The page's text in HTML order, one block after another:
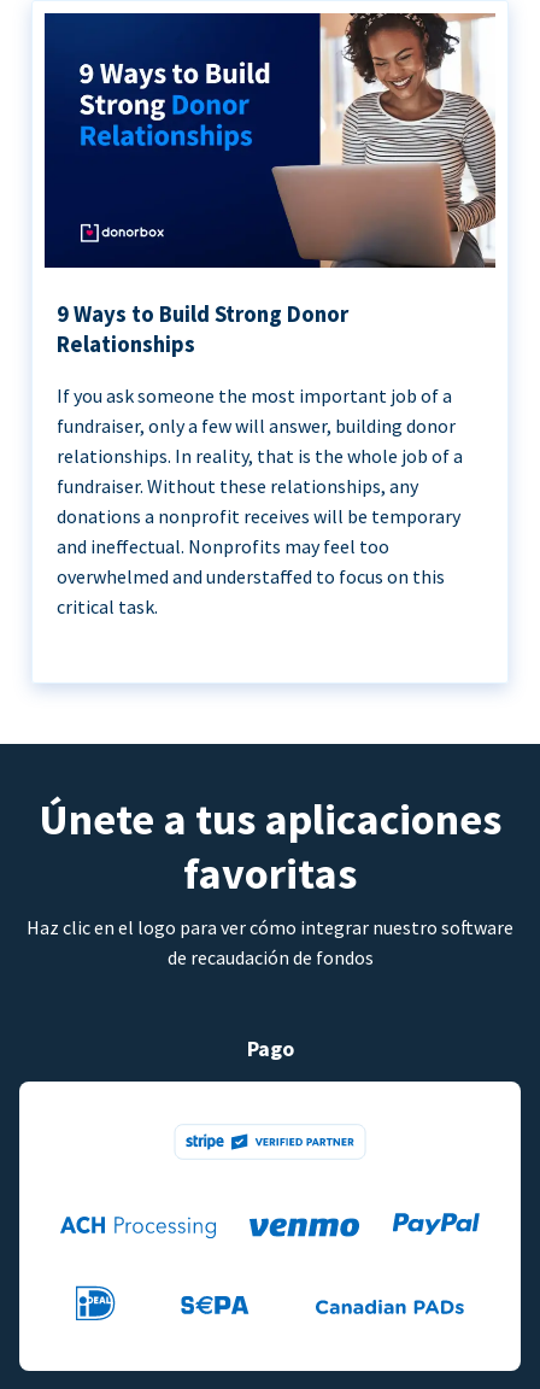
9 Ways to Build Strong Donor
Relationships
If you ask someone the most important job of a
fundraiser, only a few will answer, building donor
relationships. In reality, that is the whole job of a
fundraiser. Without these relationships, any
donations a nonprofit receives will be temporary
and ineffectual. Nonprofits may feel too
overwhelmed and understaffed to focus on this
critical task.
Únete a tus aplicaciones
favoritas
Haz clic en el logo para ver cómo integrar nuestro software
de recaudación de fondos
Pago